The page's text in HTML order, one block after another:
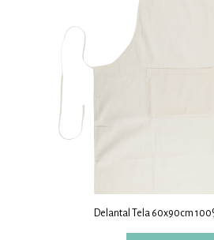
Delantal Tela 60x90cm